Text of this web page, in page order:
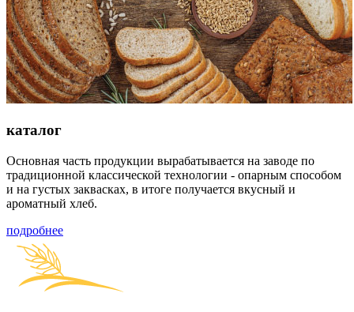
каталог
Основная часть продукции вырабатывается на заводе по
традиционной классической технологии - опарным способом
и на густых заквасках, в итоге получается вкусный и
ароматный хлеб.
подробнее